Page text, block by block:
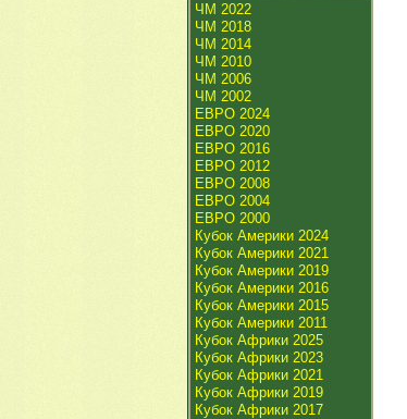
ЧМ 2022
ЧМ 2018
ЧМ 2014
ЧМ 2010
ЧМ 2006
ЧМ 2002
ЕВРО 2024
ЕВРО 2020
ЕВРО 2016
ЕВРО 2012
ЕВРО 2008
ЕВРО 2004
ЕВРО 2000
Кубок Америки 2024
Кубок Америки 2021
Кубок Америки 2019
Кубок Америки 2016
Кубок Америки 2015
Кубок Америки 2011
Кубок Африки 2025
Кубок Африки 2023
Кубок Африки 2021
Кубок Африки 2019
Кубок Африки 2017